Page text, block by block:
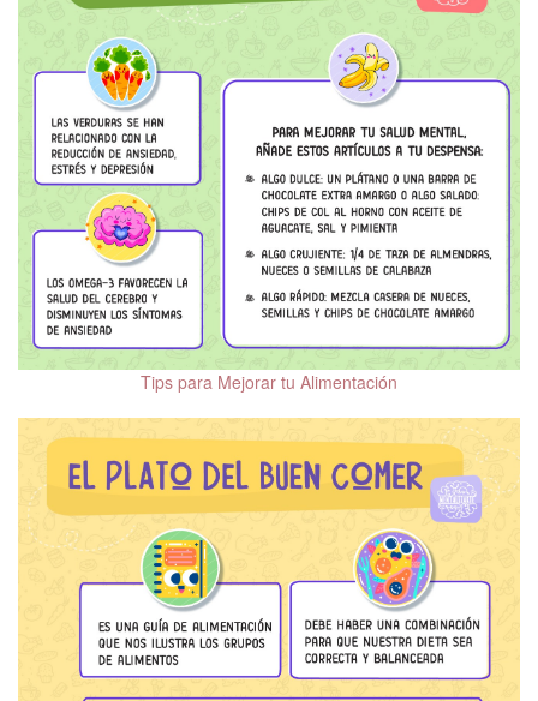
Tips para Mejorar tu Alimentación